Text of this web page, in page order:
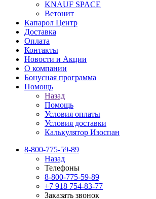
KNAUF SPACE
Ветонит
Капарол Центр
Доставка
Оплата
Контакты
Новости и Акции
О компании
Бонусная программа
Помощь
Назад
Помощь
Условия оплаты
Условия доставки
Калькулятор Изоспан
8-800-775-59-89
Назад
Телефоны
8-800-775-59-89
+7 918 754-83-77
Заказать звонок